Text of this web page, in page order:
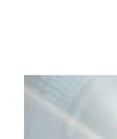
La nouvelle